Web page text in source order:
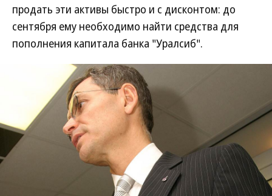
продать эти активы быстро и с дисконтом: до
сентября ему необходимо найти средства для
пополнения капитала банка "Уралсиб".